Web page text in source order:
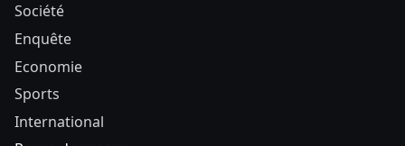
Société
Enquête
Economie
Sports
International